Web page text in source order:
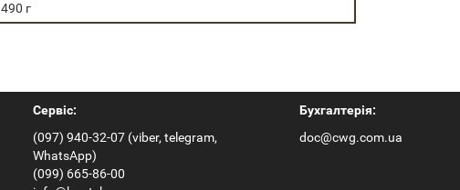
490 г
Сервіс:
(097) 940-32-07 (viber, telegram,
WhatsApp)
(099) 665-86-00
Бухгалтерія:
doc@cwg.com.ua